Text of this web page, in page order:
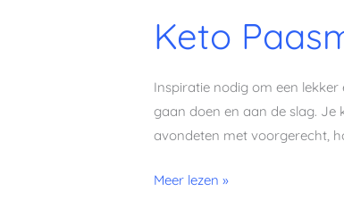
Keto
Inspiratie nodig om een
gaan doen en aan de slag. Je
avondeten met voorgerecht,
Meer lezen »